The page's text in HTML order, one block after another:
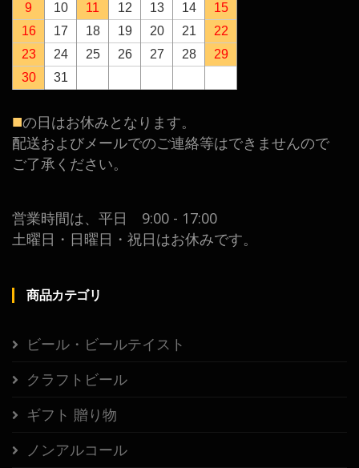
9
10 11 12 13 14
15
16
17 18 19 20 21
22
23
24 25 26 27 28
29
30
31
■の日はお休みとなります。
配送およびメールでのご連絡等はできませんので
ご了承ください。
営業時間は、平日 9:00 - 17:00
土曜日・日曜日・祝日はお休みです。
商品カテゴリ
ビール・ビールテイスト
クラフトビール
ギフト 贈り物
ノンアルコール